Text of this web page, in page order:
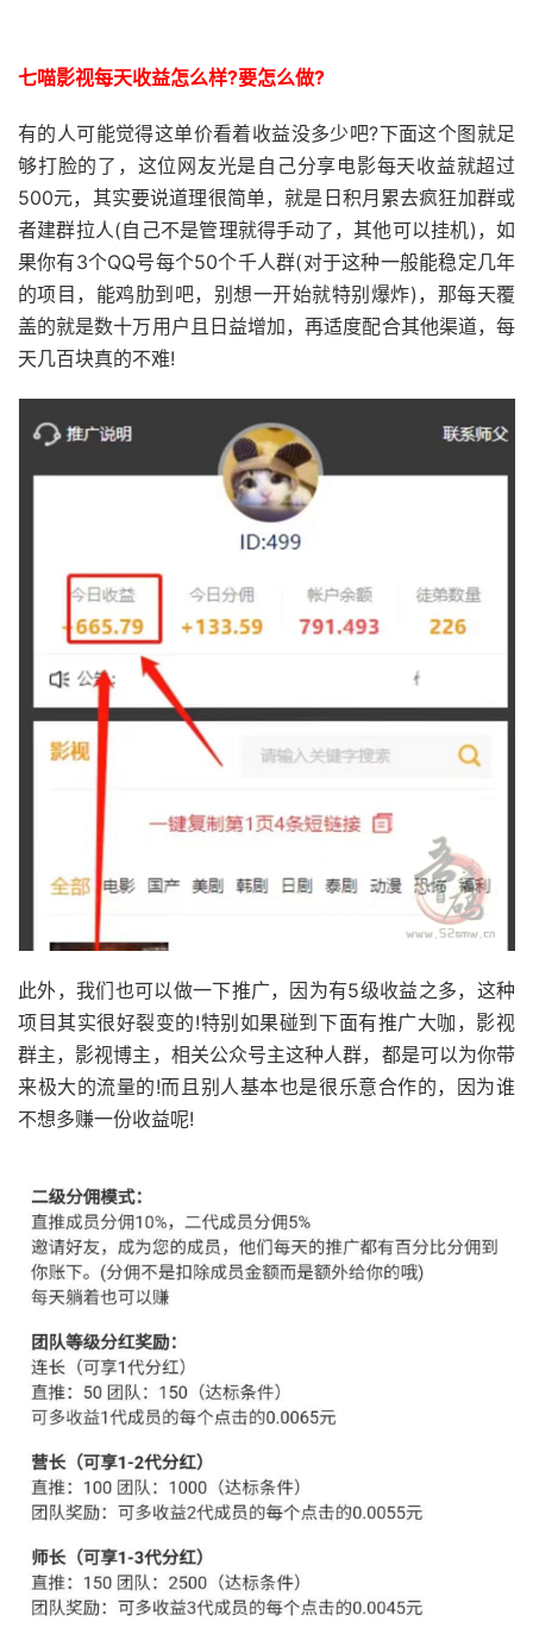
七喵影视每天收益怎么样?要怎么做?
有的人可能觉得这单价看着收益没多少吧?下面这个图就足
够打脸的了，这位网友光是自己分享电影每天收益就超过
500元，其实要说道理很简单，就是日积月累去疯狂加群或
者建群拉人(自己不是管理就得手动了，其他可以挂机)，如
果你有3个QQ号每个50个千人群(对于这种一般能稳定几年
的项目，能鸡肋到吧，别想一开始就特别爆炸)，那每天覆
盖的就是数十万用户且日益增加，再适度配合其他渠道，每
天几百块真的不难!
此外，我们也可以做一下推广，因为有5级收益之多，这种
项目其实很好裂变的!特别如果碰到下面有推广大咖，影视
群主，影视博主，相关公众号主这种人群，都是可以为你带
来极大的流量的!而且别人基本也是很乐意合作的，因为谁
不想多赚一份收益呢!